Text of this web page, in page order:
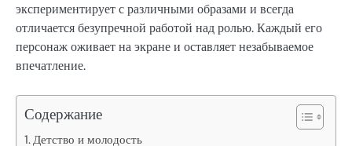
экспериментирует с различными образами и всегда
отличается безупречной работой над ролью. Каждый его
персонаж оживает на экране и оставляет незабываемое
впечатление.
Содержание
Детство и молодость